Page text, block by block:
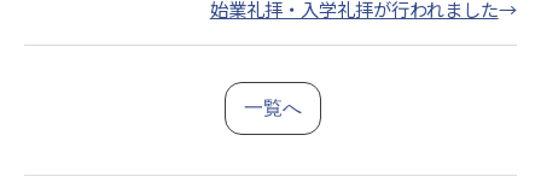
始業礼拝・入学礼拝が行われました→
一覧へ